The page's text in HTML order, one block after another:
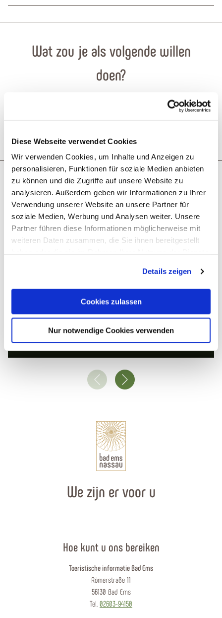
Diese Webseite verwendet Cookies
Wir verwenden Cookies, um Inhalte und Anzeigen zu
personalisieren, Funktionen für soziale Medien anbieten
zu können und die Zugriffe auf unsere Website zu
analysieren. Außerdem geben wir Informationen zu Ihrer
Verwendung unserer Website an unsere Partner für
soziale Medien, Werbung und Analysen weiter. Unsere
Partner führen diese Informationen möglicherweise mit
weiteren Daten zusammen, die Sie ihnen bereitgestellt
Cookies, wenn Sie unsere Webseite weiterhin nutzen.
Details zeigen
Cookies zulassen
Nur notwendige Cookies verwenden
Wat zou je als volgende willen
doen?
Reis plannen PDF creëren
Misschien bent u ook geïnteresseerd in
2,1 km
Brugcircuit
Dausenau
We zijn er voor u
Hoe kunt u ons bereiken
Toeristische informatie Bad Ems
Römerstraße 11
56130 Bad Ems
Tel. 02603-94150